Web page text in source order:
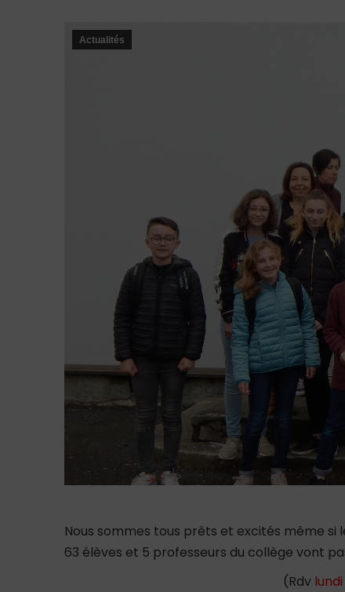
Actualités
Nous sommes tous prêts et excités même si
63 élèves et 5 professeurs du collège vont
(Rdv